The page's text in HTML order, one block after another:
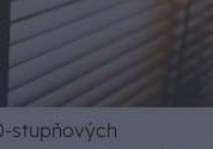
stupňových